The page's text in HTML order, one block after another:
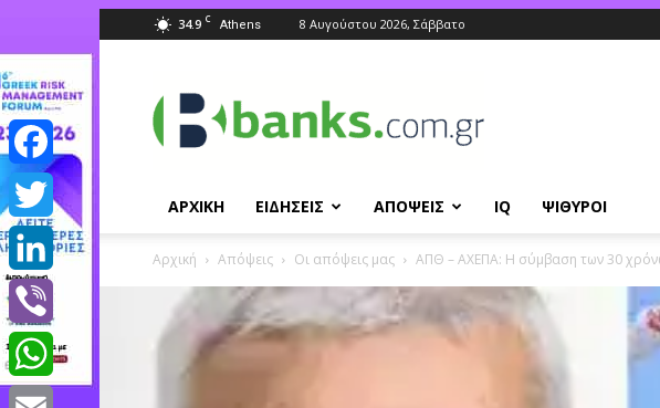
34.9 C Athens 8 Αυγούστου 2026, Σάββατο
ΑΡΧΙΚΗ ΕΙΔΗΣΕΙΣ ΑΠΟΨΕΙΣ IQ ΨΙΘΥΡΟΙ
Αρχική Απόψεις Οι απόψεις μας ΑΠΘ – ΑΧΕΠΑ: Η σύμβαση των 30
Facebook
Twitter
LinkedIn
Viber
WhatsApp